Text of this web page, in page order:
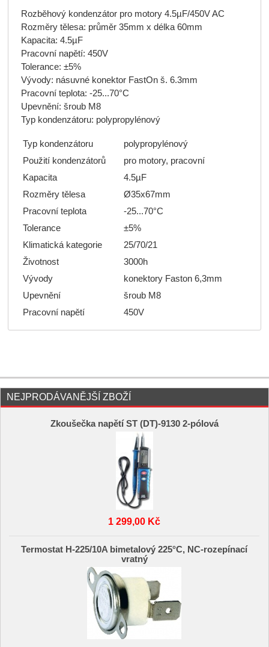
Rozběhový kondenzátor pro motory 4.5µF/450V AC
Rozměry tělesa: průměr 35mm x délka 60mm
Kapacita: 4.5µF
Pracovní napětí: 450V
Tolerance: ±5%
Vývody: násuvné konektor FastOn š. 6.3mm
Pracovní teplota: -25...70°C
Upevnění: šroub M8
Typ kondenzátoru: polypropylénový
Typ kondenzátoru
polypropylénový
Použití kondenzátorů
pro motory, pracovní
Kapacita
4.5µF
Rozměry tělesa
Ø35x67mm
Pracovní teplota
-25...70°C
Tolerance
±5%
Klimatická kategorie
25/70/21
Životnost
3000h
Vývody
konektory Faston 6,3mm
Upevnění
šroub M8
Pracovní napětí
450V
NEJPRODÁVANĚJŠÍ ZBOŽÍ
Zkoušečka napětí ST (DT)-9130 2-pólová
1 299,00 Kč
Termostat H-225/10A bimetalový 225°C, NC-rozepínací
vratný